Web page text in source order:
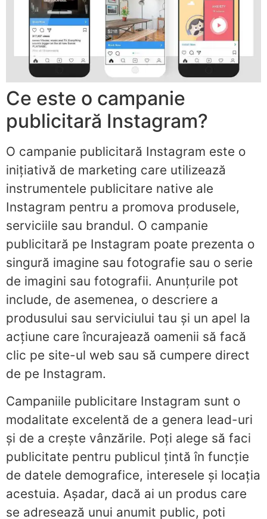
Ce este o campanie
publicitară Instagram?
O campanie publicitară Instagram este o
inițiativă de marketing care utilizează
instrumentele publicitare native ale
Instagram pentru a promova produsele,
serviciile sau brandul. O campanie
publicitară pe Instagram poate prezenta o
singură imagine sau fotografie sau o serie
de imagini sau fotografii. Anunțurile pot
include, de asemenea, o descriere a
produsului sau serviciului tau și un apel la
acțiune care încurajează oamenii să facă
clic pe site-ul web sau să cumpere direct
de pe Instagram.
Campaniile publicitare Instagram sunt o
modalitate excelentă de a genera lead-uri
și de a crește vânzările. Poți alege să faci
publicitate pentru publicul țintă în funcție
de datele demografice, interesele și locația
acestuia. Așadar, dacă ai un produs care
se adresează unui anumit public, poti